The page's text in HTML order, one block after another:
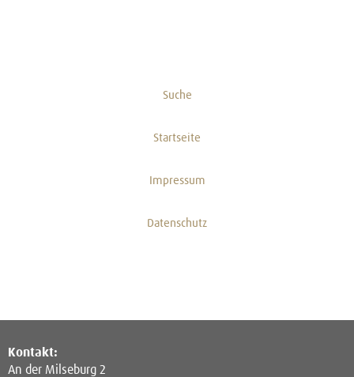
Suche
Startseite
Impressum
Datenschutz
Kontakt:
An der Milseburg 2